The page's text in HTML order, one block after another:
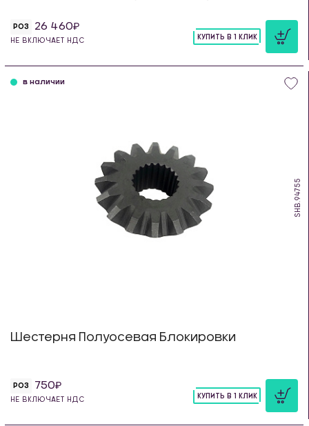
РОЗ 26 460
НЕ ВКЛЮЧАЕТ НДС
КУПИТЬ В 1 КЛИК
SHB.94755
в наличии
Шестерня Полуосевая Блокировки
РОЗ 750
НЕ ВКЛЮЧАЕТ НДС
КУПИТЬ В 1 КЛИК